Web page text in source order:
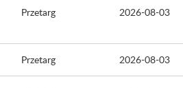
Przetarg 2026-08-03
Przetarg 2026-08-03